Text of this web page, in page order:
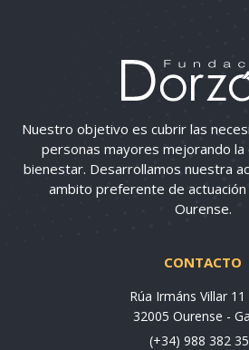
Nuestro objetivo es cubrir las
personas mayores mejorando la
bienestar. Desarrollamos nuestra
ambito preferente de actuación
Ourense.
CONTACTO
Rúa Irmáns Villar
32005 Ourense -
(+34) 988 382